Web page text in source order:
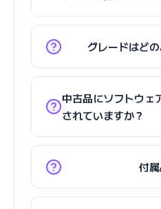
グレードはど
中古品にソフトウェ
されていますか？
付